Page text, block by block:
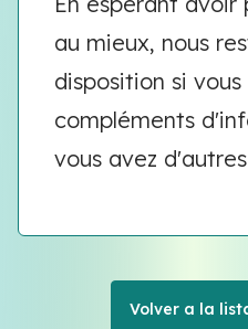
au mieux, nous
disposition si
compléments
vous avez
Volver a la